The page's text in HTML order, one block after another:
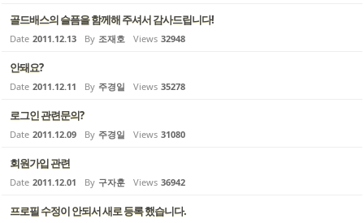
골드배스의 슬픔을 함께해 주셔서 감사드립니다!
Date 2011.12.13 By 조재호 Views 32948
안돼요?
Date 2011.12.11 By 주경일 Views 35278
로그인 관련문의?
Date 2011.12.09 By 주경일 Views 31080
회원가입 관련
Date 2011.12.01 By 구자훈 Views 36942
프로필 수정이 안되서 새로 등록 했습니다.